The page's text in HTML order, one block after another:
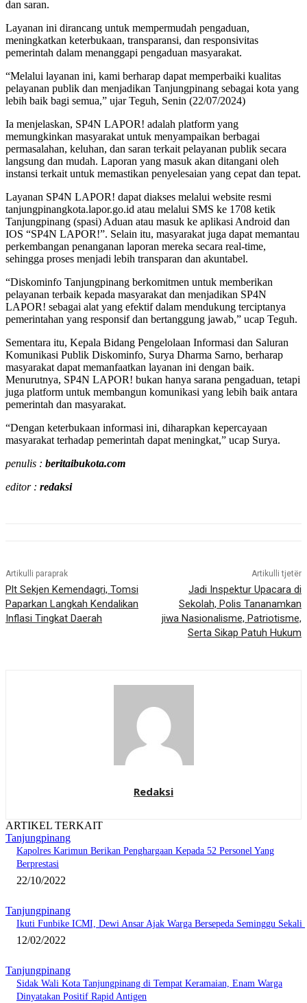
dan saran.
Layanan ini dirancang untuk mempermudah pengaduan,
meningkatkan keterbukaan, transparansi, dan responsivitas
pemerintah dalam menanggapi pengaduan masyarakat.
“Melalui layanan ini, kami berharap dapat memperbaiki kualitas
pelayanan publik dan menjadikan Tanjungpinang sebagai kota yang
lebih baik bagi semua,” ujar Teguh, Senin (22/07/2024)
Ia menjelaskan, SP4N LAPOR! adalah platform yang
memungkinkan masyarakat untuk menyampaikan berbagai
permasalahan, keluhan, dan saran terkait pelayanan publik secara
langsung dan mudah. Laporan yang masuk akan ditangani oleh
instansi terkait untuk memastikan penyelesaian yang cepat dan tepat.
Layanan SP4N LAPOR! dapat diakses melalui website resmi
tanjungpinangkota.lapor.go.id atau melalui SMS ke 1708 ketik
Tanjungpinang (spasi) Aduan atau masuk ke aplikasi Android dan
IOS “SP4N LAPOR!”. Selain itu, masyarakat juga dapat memantau
perkembangan penanganan laporan mereka secara real-time,
sehingga proses menjadi lebih transparan dan akuntabel.
“Diskominfo Tanjungpinang berkomitmen untuk memberikan
pelayanan terbaik kepada masyarakat dan menjadikan SP4N
LAPOR! sebagai alat yang efektif dalam mendukung terciptanya
pemerintahan yang responsif dan bertanggung jawab,” ucap Teguh.
Sementara itu, Kepala Bidang Pengelolaan Informasi dan Saluran
Komunikasi Publik Diskominfo, Surya Dharma Sarno, berharap
masyarakat dapat memanfaatkan layanan ini dengan baik.
Menurutnya, SP4N LAPOR! bukan hanya sarana pengaduan, tetapi
juga platform untuk membangun komunikasi yang lebih baik antara
pemerintah dan masyarakat.
“Dengan keterbukaan informasi ini, diharapkan kepercayaan
masyarakat terhadap pemerintah dapat meningkat,” ucap Surya.
penulis : beritaibukota.com
editor : redaksi
Artikulli paraprak
Plt Sekjen Kemendagri, Tomsi
Paparkan Langkah Kendalikan
Inflasi Tingkat Daerah
Artikulli tjetër
Jadi Inspektur Upacara di
Sekolah, Polis Tananamkan
jiwa Nasionalisme, Patriotisme,
Serta Sikap Patuh Hukum
Redaksi
ARTIKEL TERKAIT
Tanjungpinang
Kapolres Karimun Berikan Penghargaan Kepada 52 Personel Yang
Berprestasi
22/10/2022
Tanjungpinang
Ikuti Funbike ICMI, Dewi Ansar Ajak Warga Bersepeda Seminggu Sekali
12/02/2022
Tanjungpinang
Sidak Wali Kota Tanjungpinang di Tempat Keramaian, Enam Warga
Dinyatakan Positif Rapid Antigen